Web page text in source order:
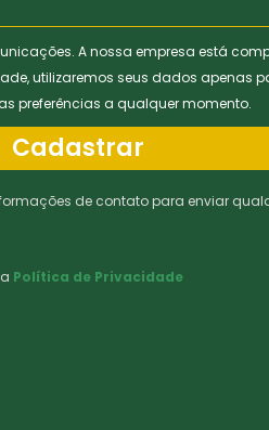
A nossa empresa está
utilizaremos seus dados apenas
preferências a qualquer momento.
Cadastrar
de contato para enviar
Política de Privacidade